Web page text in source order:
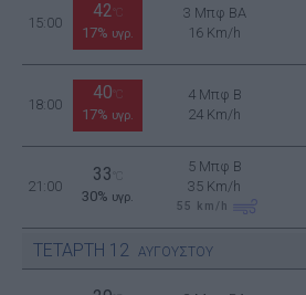
15:00
42 °C
17% υγρ.
3 Μπφ BA
16 Km/h
18:00
40 °C
17% υγρ.
4 Μπφ B
24 Km/h
21:00
33
30% υγρ.
5 Μπφ B
35 Km/h
55 km/h
ΤΕΤΑΡΤΗ 12 ΑΥΓΟΥΣΤΟΥ